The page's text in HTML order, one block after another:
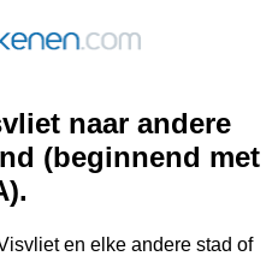
naar andere
(beginnend met
en elke andere stad of